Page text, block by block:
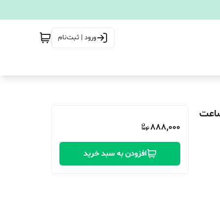
ورود | ثبت‌نام
888,000
افزودن به سبد خرید